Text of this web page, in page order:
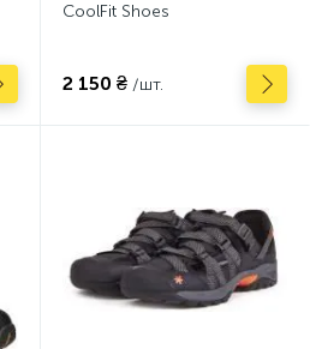
CoolFit Shoes
2 150 ₴ /шт.